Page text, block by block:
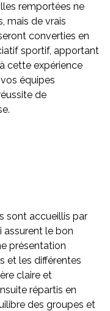
remportées ne
mais de vrais
converties en
sportif, apportant
cette expérience
équipes
de
sont accueillis par
assurent le bon
présentation
et les différentes
claire et
répartis en
des groupes et